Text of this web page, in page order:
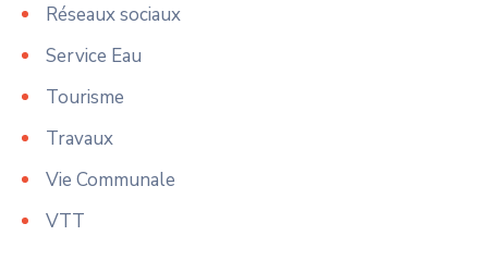
Réseaux sociaux
Service Eau
Tourisme
Travaux
Vie Communale
VTT